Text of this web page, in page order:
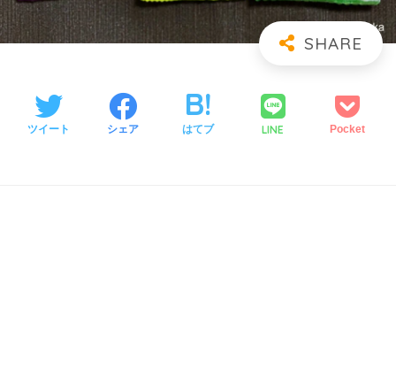
ツイート シェア はてブ LINE Pocket